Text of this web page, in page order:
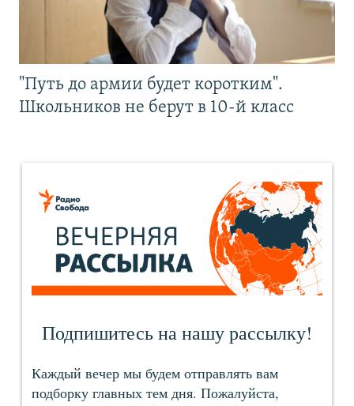
"Путь до армии будет коротким".
Школьников не берут в 10-й класс